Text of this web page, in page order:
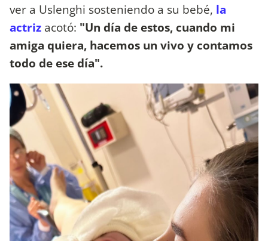
ver a Uslenghi sosteniendo a su bebé, la
actriz acotó: "Un día de estos, cuando mi
amiga quiera, hacemos un vivo y contamos
todo de ese día".